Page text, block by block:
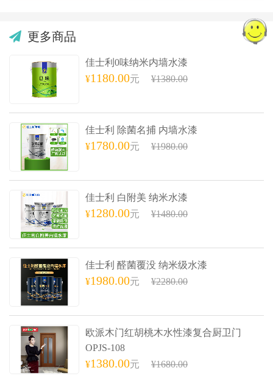
更多商品
佳士利0味纳米内墙水漆
¥1180.00元 ¥1380.00
佳士利 除菌名捕 内墙水漆
¥1780.00元 ¥1980.00
佳士利 白附美 纳米水漆
¥1280.00元 ¥1480.00
佳士利 醛菌覆没 纳米级水漆
¥1980.00元 ¥2280.00
欧派木门红胡桃木水性漆复合厨卫门
OPJS-108
¥1380.00元 ¥1680.00